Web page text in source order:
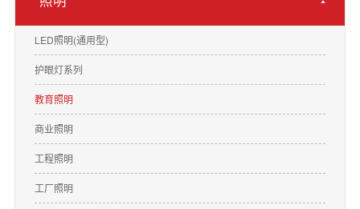
LED照明(通用型)
护眼灯系列
教育照明
商业照明
工程照明
工厂照明